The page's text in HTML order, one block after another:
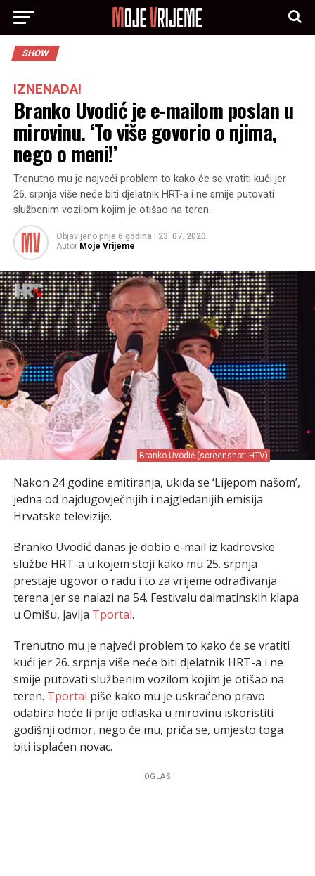
SHOW
IZNENADA!
Branko Uvodić je e-mailom poslan u
mirovinu. ‘To više govorio o njima,
nego o meni!’
Trenutno mu je najveći problem to kako će se vratiti kući jer
26. srpnja više neće biti djelatnik HRT-a i ne smije putovati
službenim vozilom kojim je otišao na teren.
Objavljeno prije 6 godina
23. 07. 2020.
Autor Moje Vrijeme
Branko Uvodić (screenshot: HTV)
Nakon 24 godine emitiranja, ukida se ‘Lijepom našom’,
jedna od najdugovječnijih i najgledanijih emisija
Hrvatske televizije.
Branko Uvodić danas je dobio e-mail iz kadrovske
službe HRT-a u kojem stoji kako mu 25. srpnja
prestaje ugovor o radu i to za vrijeme odrađivanja
terena jer se nalazi na 54. Festivalu dalmatinskih klapa
u Omišu, javlja Tportal.
Trenutno mu je najveći problem to kako će se vratiti
kući jer 26. srpnja više neće biti djelatnik HRT-a i ne
smije putovati službenim vozilom kojim je otišao na
teren. Tportal piše kako mu je uskraćeno pravo
odabira hoće li prije odlaska u mirovinu iskoristiti
godišnji odmor, nego će mu, priča se, umjesto toga
biti isplaćen novac.
OGLAS